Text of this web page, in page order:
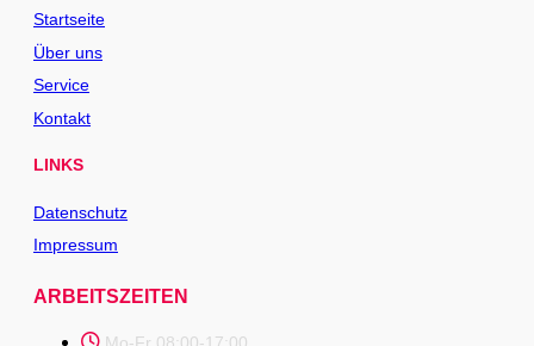
Startseite
Über uns
Service
Kontakt
LINKS
Datenschutz
Impressum
ARBEITSZEITEN
Mo-Fr 08:00-17:00